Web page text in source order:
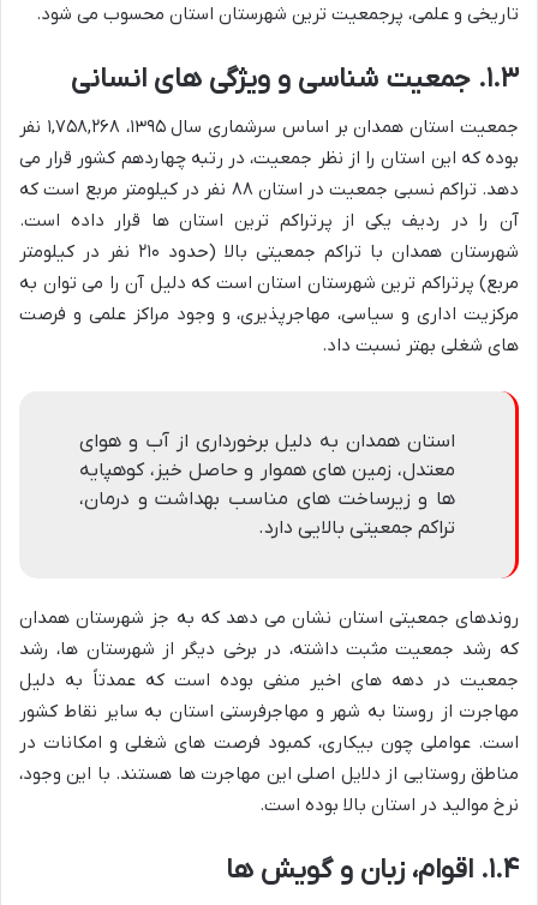
تاریخی و علمی، پرجمعیت ترین شهرستان استان محسوب می شود.
۱.۳. جمعیت شناسی و ویژگی های انسانی
جمعیت استان همدان بر اساس سرشماری سال ۱۳۹۵، ۱,۷۵۸,۲۶۸ نفر
بوده که این استان را از نظر جمعیت، در رتبه چهاردهم کشور قرار می
دهد. تراکم نسبی جمعیت در استان ۸۸ نفر در کیلومتر مربع است که
آن را در ردیف یکی از پرتراکم ترین استان ها قرار داده است.
شهرستان همدان با تراکم جمعیتی بالا (حدود ۲۱۰ نفر در کیلومتر
مربع) پرتراکم ترین شهرستان استان است که دلیل آن را می توان به
مرکزیت اداری و سیاسی، مهاجرپذیری، و وجود مراکز علمی و فرصت
های شغلی بهتر نسبت داد.
استان همدان به دلیل برخورداری از آب و هوای
معتدل، زمین های هموار و حاصل خیز، کوهپایه
ها و زیرساخت های مناسب بهداشت و درمان،
تراکم جمعیتی بالایی دارد.
روندهای جمعیتی استان نشان می دهد که به جز شهرستان همدان
که رشد جمعیت مثبت داشته، در برخی دیگر از شهرستان ها، رشد
جمعیت در دهه های اخیر منفی بوده است که عمدتاً به دلیل
مهاجرت از روستا به شهر و مهاجرفرستی استان به سایر نقاط کشور
است. عواملی چون بیکاری، کمبود فرصت های شغلی و امکانات در
مناطق روستایی از دلایل اصلی این مهاجرت ها هستند. با این وجود،
نرخ موالید در استان بالا بوده است.
۱.۴. اقوام، زبان و گویش ها